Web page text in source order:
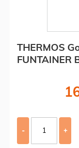
THERMOS
FUNTAINER
- +